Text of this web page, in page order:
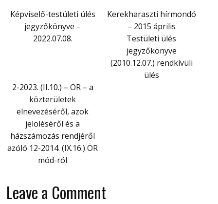
Képviselő-testületi ülés
jegyzőkönyve –
2022.07.08.
Kerekharaszti hírmondó
– 2015 április
Testületi ülés
jegyzőkönyve
(2010.12.07.) rendkívüli
ülés
2-2023. (II.10.) – ÖR – a
közterületek
elnevezéséről, azok
jelöléséről és a
házszámozás rendjéről
azóló 12-2014. (IX.16.) ÖR
mód-ról
Leave a Comment